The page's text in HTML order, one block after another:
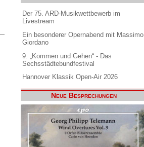
Der 75. ARD-Musikwettbewerb im
Livestream
Ein besonderer Opernabend mit Massimo
Giordano
9. „Kommen und Gehen“ - Das
Sechsstädtebundfestival
Hannover Klassik Open-Air 2026
Neue Besprechungen